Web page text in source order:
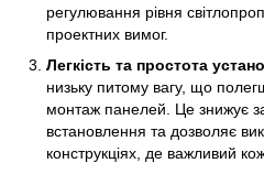
регулювання рівня
проектних вимог.
Легкість та простота
низьку питому вагу, що
монтаж панелей. Це знижує
встановлення та дозволяє
конструкціях, де важливий